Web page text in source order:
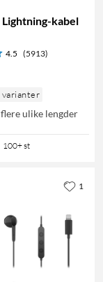
Lightning-kabel
4.5 (5913)
varianter
ulike lengder
100+ st
1